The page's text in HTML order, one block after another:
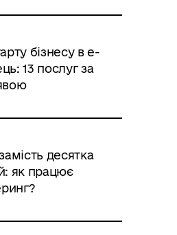
бізнесу в е-
13 послуг за
десятка
як працює